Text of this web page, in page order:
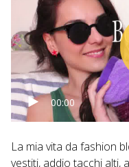
00:00
La mia vita da fashion
vestiti, addio tacchi alti,